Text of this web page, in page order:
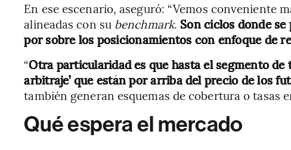
En ese escenario, aseguró: “Vemos conveniente
alineadas con su benchmark. Son ciclos donde
por sobre los posicionamientos con enfoque de
“Otra particularidad es que hasta el segmento de
arbitraje’ que están por arriba del precio de los
también generan esquemas de cobertura o tasas
Qué espera el mercado